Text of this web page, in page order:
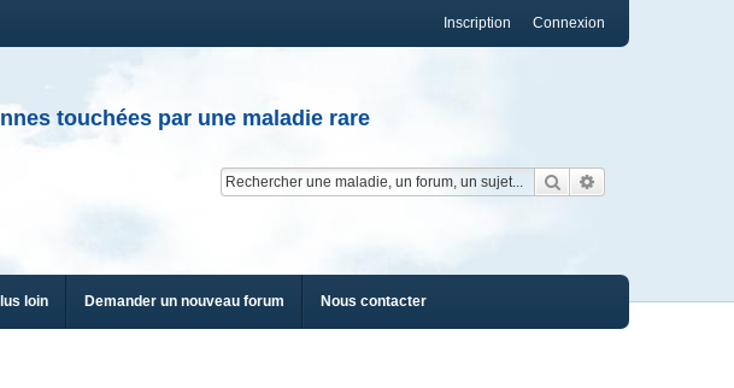
Connexion
Inscription
touchées par une maladie rare
Rechercher
loin Demander un nouveau forum Nous contacter